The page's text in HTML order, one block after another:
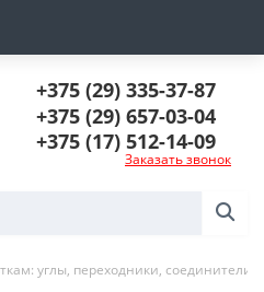
+375 (29) 335-37-87
+375 (29) 657-03-04
+375 (17) 512-14-09
Заказать звонок
углы, переходники, соединители